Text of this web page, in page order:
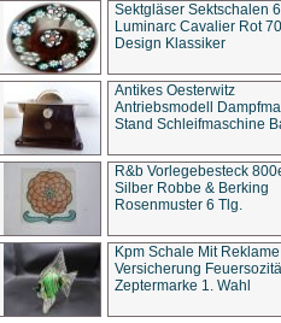
Sektgläser Sektschalen
Luminarc Cavalier Rot
Design Klassiker
Antikes Oesterwitz
Antriebsmodell
Stand Schleifmaschine
R&b Vorlegebesteck
Silber Robbe & Berking
Rosenmuster 6 Tlg.
Kpm Schale Mit Reklame
Versicherung
Zeptermarke 1. Wahl